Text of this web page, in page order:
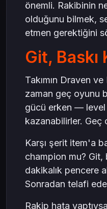
önemli. Rakibinin
olduğunu bilmek,
etmen gerektiğini
Git, Baskı
Takımın Draven
zaman geç oyunu
gücü erken —
kazanabilirler. Geç
Karşı şerit item'a
champion mu? Git,
dakikalık pencere
Sonradan telafi
Rakip hata